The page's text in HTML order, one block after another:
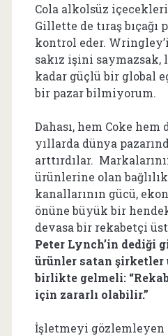
Cola alkolsüz
Gillette de tıraş bıçağı
kontrol eder.
sakız işini
kadar güçlü bir global
bir pazar bilmiyorum.
Dahası, hem Coke hem
yıllarda dünya
arttırdılar.
ürünlerine olan bağlılık
kanallarının gücü,
önüne büyük bir
devasa bir rekabetçi
Peter Lynch’in dediği
ürünler satan şirketler
birlikte gelmeli:
için zararlı olabilir.”
İşletmeyi gözlemleyen